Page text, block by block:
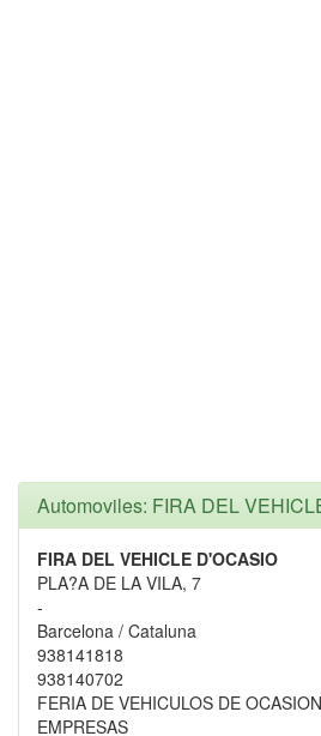
Automoviles: FIRA DEL
FIRA DEL VEHICLE D'OCASIO
PLA?A DE LA VILA, 7
-
Barcelona / Cataluna
938141818
938140702
FERIA DE VEHICULOS DE
EMPRESAS